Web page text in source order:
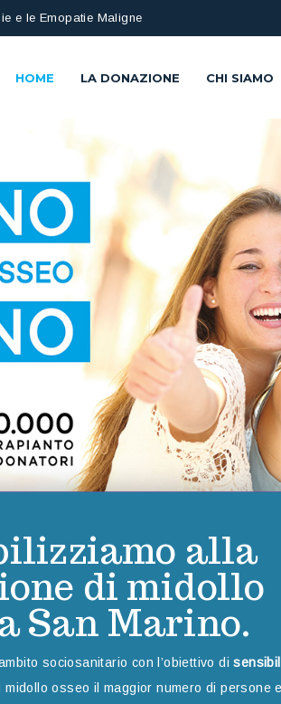
e le Emopatie Maligne
HOME LA DONAZIONE CHI SIAMO
alla
di midollo
San Marino.
sociosanitario con l’obiettivo di
osseo il maggior numero di persone